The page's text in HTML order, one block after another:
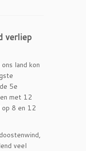
verliep
land kon
5e
met 12
op 8 en 12
veel